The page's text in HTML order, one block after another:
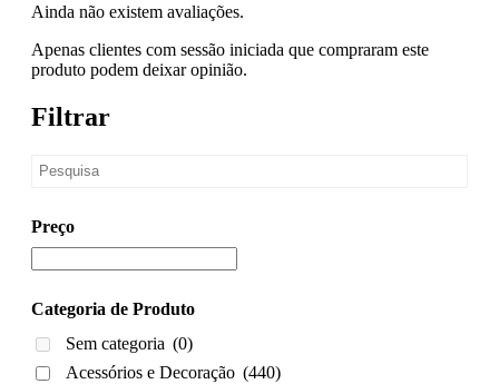
Ainda não existem avaliações.
Apenas clientes com sessão iniciada que compraram este
produto podem deixar opinião.
Filtrar
Preço
Categoria de Produto
Sem categoria (0)
Acessórios e Decoração (440)